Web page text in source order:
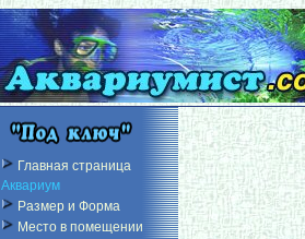
Главная страница
Аквариум
Размер и Форма
Место в помещении